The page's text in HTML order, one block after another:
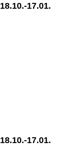
18.10.-17.01.
18.10.-17.01.